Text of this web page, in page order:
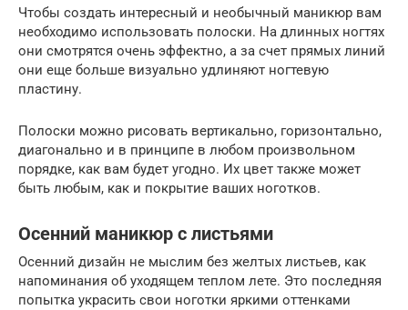
Чтобы создать интересный и необычный маникюр вам
необходимо использовать полоски. На длинных ногтях
они смотрятся очень эффектно, а за счет прямых линий
они еще больше визуально удлиняют ногтевую
пластину.
Полоски можно рисовать вертикально, горизонтально,
диагонально и в принципе в любом произвольном
порядке, как вам будет угодно. Их цвет также может
быть любым, как и покрытие ваших ноготков.
Осенний маникюр с листьями
Осенний дизайн не мыслим без желтых листьев, как
напоминания об уходящем теплом лете. Это последняя
попытка украсить свои ноготки яркими оттенками